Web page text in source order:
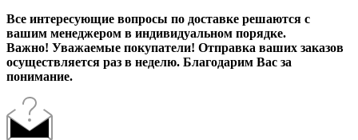
Все интересующие вопросы по доставке решаются с
вашим менеджером в индивидуальном порядке.
Важно! Уважаемые покупатели! Отправка ваших заказов
осуществляется раз в неделю. Благодарим Вас за
понимание.